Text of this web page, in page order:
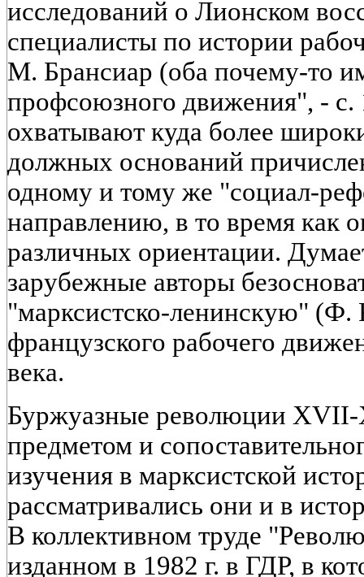
исследований о Лионском
специалисты по истории
М. Брансиар (оба почему-то
профсоюзного движения", - с.
охватывают куда более
должных оснований
одному и тому же "социал-
направлению, в то время как
различных ориентации.
зарубежные авторы
"марксистско-ленинскую"
французского рабочего
века.
Буржуазные революции XVII-
предметом и
изучения в марксистской
рассматривались они и в
В коллективном труде
изданном в 1982 г. в ГДР, в